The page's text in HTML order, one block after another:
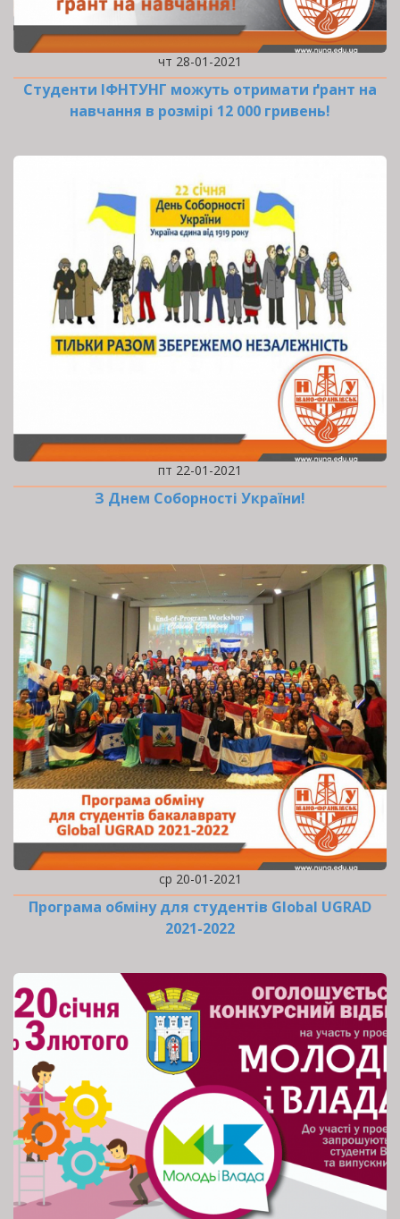
чт 28-01-2021
Студенти ІФНТУНГ можуть отримати ґрант на
навчання в розмірі 12 000 гривень!
пт 22-01-2021
З Днем Соборності України!
ср 20-01-2021
Програма обміну для студентів Global UGRAD
2021-2022